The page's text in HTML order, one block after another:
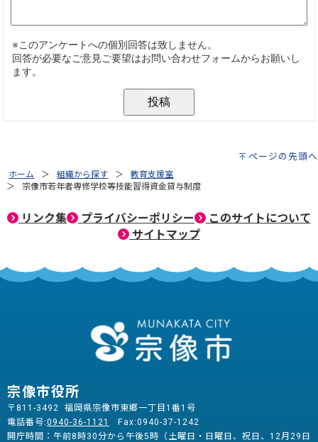
ページの先頭へ
ホーム 組織から探す
教育支援室
宗像市若年者専修学校等技能習得資金貸与制度
リンク集 プライバシーポリシー
このサイトについて
サイトマップ
宗像市役所
〒811-3492 福岡県宗像市東郷一丁目1番1号
電話番号:0940-36-1121
Fax:0940-37-1242
開庁時間：午前8時30分から午後5時（土曜日・日曜日、祝日、12月29日